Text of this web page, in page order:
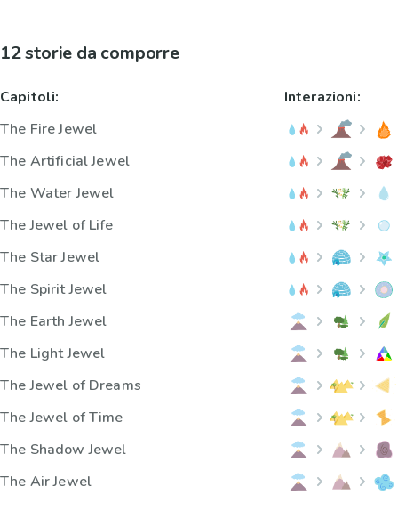
12 storie da comporre
Capitoli:
The Fire Jewel
The Artificial Jewel
The Water Jewel
The Jewel of Life
The Star Jewel
The Spirit Jewel
The Earth Jewel
The Light Jewel
The Jewel of Dreams
The Jewel of Time
The Shadow Jewel
The Air Jewel
Interazioni: